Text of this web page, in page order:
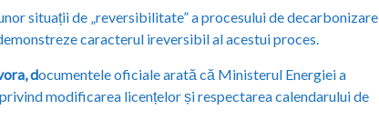
situații de „reversibilitate” a procesului de decarbonizare
caracterul ireversibil al acestui proces.
documentele oficiale arată că Ministerul Energiei a
modificarea licențelor și respectarea calendarului de